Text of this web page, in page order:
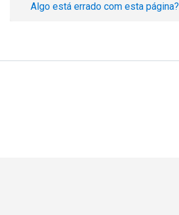
Algo está errado com esta página?